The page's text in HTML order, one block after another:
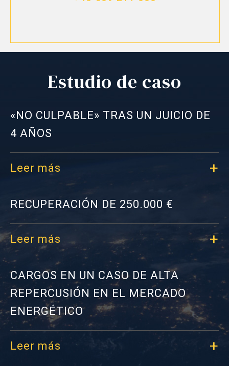
delitos contra la propiedad (hurto, robo,
malversación, evasión fiscal, uso de información
privilegiada);
delincuencia organizada (tráfico de drogas, trata
de personas, blanqueo de capitales);
ciberdelincuencia (hackeo, fraude digital,
malware);
delitos medioambientales (vertidos ilegales,
Estudio de caso
«NO CULPABLE» TRAS UN JUICIO DE
4 AÑOS
Leer más
RECUPERACIÓN DE 250.000 €
Leer más
CARGOS EN UN CASO DE ALTA
REPERCUSIÓN EN EL MERCADO
ENERGÉTICO
Leer más